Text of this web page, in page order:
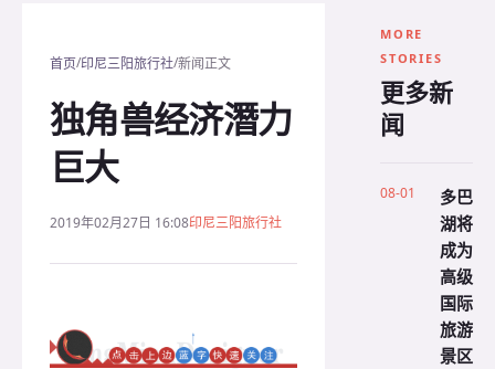
首页/印尼三阳旅行社/新闻正文
独角兽经济潛力
巨大
2019年02月27日 16:08印尼三阳旅行社
MORE
STORIES
更多新
闻
08-01
多巴
湖将
成为
高级
国际
旅游
景区